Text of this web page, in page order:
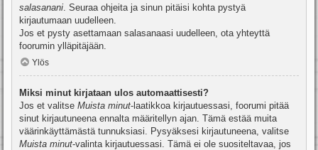
salasanani . Seuraa ohjeita ja sinun pitäisi kohta pystyä
kirjautumaan uudelleen.
Jos et pysty asettamaan salasanaasi uudelleen, ota yhteyttä
foorumin ylläpitäjään.
Ylös
Miksi minut kirjataan ulos automaattisesti?
Jos et valitse Muista minut-laatikkoa kirjautuessasi, foorumi pitää
sinut kirjautuneena ennalta määritellyn ajan. Tämä estää muita
väärinkäyttämästä tunnuksiasi. Pysyäksesi kirjautuneena, valitse
Muista minut-valinta kirjautuessasi. Tämä ei ole suositeltavaa, jos